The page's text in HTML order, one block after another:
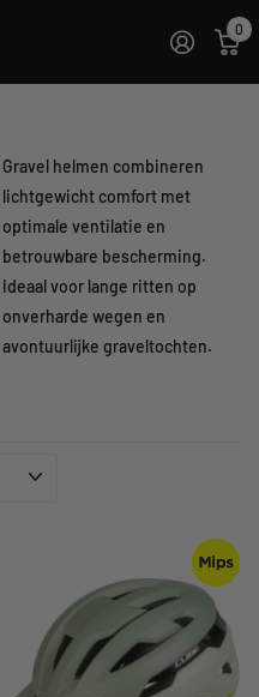
0
Gravel helmen combineren
lichtgewicht comfort met
optimale ventilatie en
betrouwbare bescherming.
Ideaal voor lange ritten op
onverharde wegen en
avontuurlijke graveltochten.